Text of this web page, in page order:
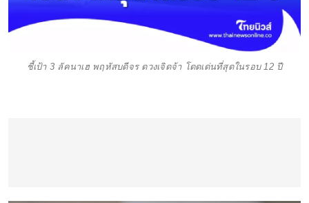
ชี้เป้า 3 ลัคนาเฮ พฤหัสบดีจร ดวงเจิดจ้า โดดเด่นที่สุดในรอบ 12 ปี